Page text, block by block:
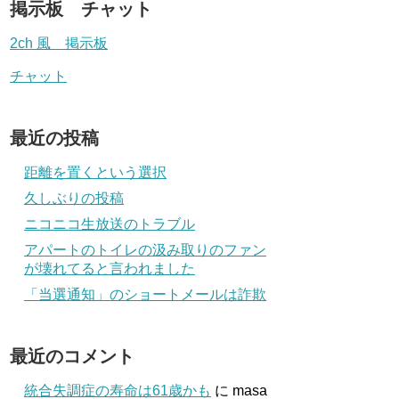
掲示板 チャット
2ch 風 掲示板
チャット
最近の投稿
距離を置くという選択
久しぶりの投稿
ニコニコ生放送のトラブル
アパートのトイレの汲み取りのファン
が壊れてると言われました
「当選通知」のショートメールは詐欺
最近のコメント
統合失調症の寿命は61歳かも に masa